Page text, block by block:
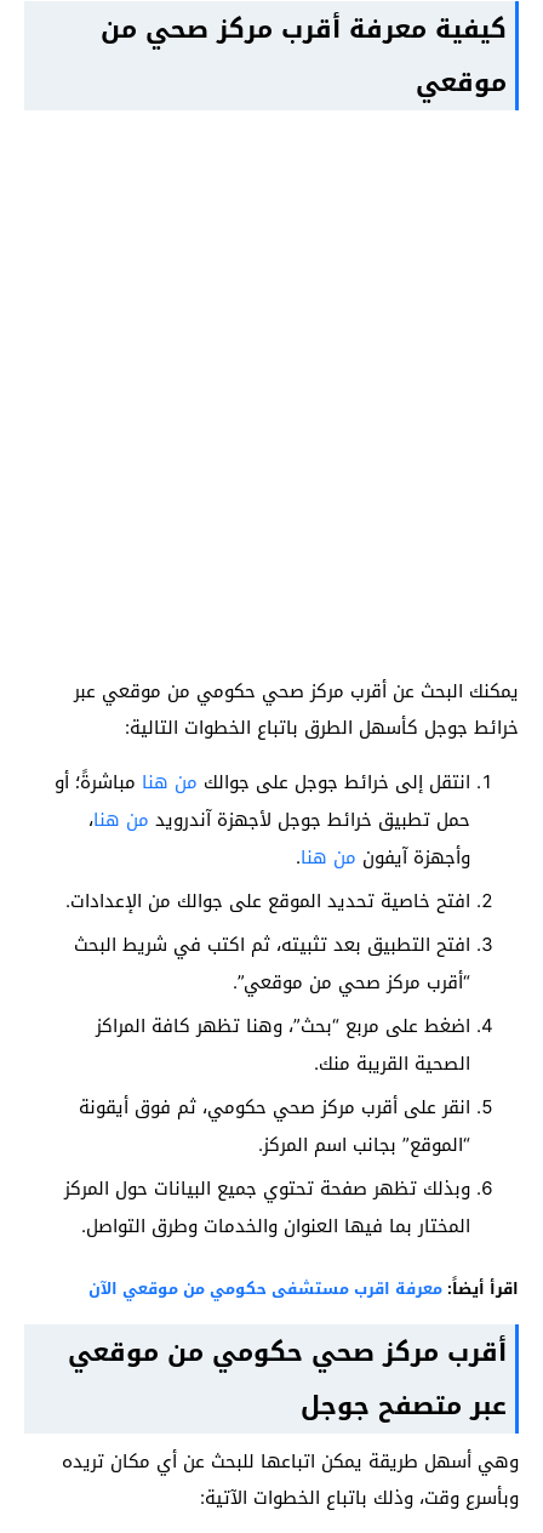
كيفية معرفة أقرب مركز صحي من
موقعي
يمكنك البحث عن أقرب مركز صحي حكومي من موقعي عبر
خرائط جوجل كأسهل الطرق باتباع الخطوات التالية:
انتقل إلى خرائط جوجل على جوالك من هنا مباشرةً؛ أو
حمل تطبيق خرائط جوجل لأجهزة آندرويد من هنا،
وأجهزة آيفون من هنا.
افتح خاصية تحديد الموقع على جوالك من الإعدادات.
افتح التطبيق بعد تثبيته، ثم اكتب في شريط البحث
“أقرب مركز صحي من موقعي”.
اضغط على مربع “بحث”، وهنا تظهر كافة المراكز
الصحية القريبة منك.
انقر على أقرب مركز صحي حكومي، ثم فوق أيقونة
“الموقع” بجانب اسم المركز.
وبذلك تظهر صفحة تحتوي جميع البيانات حول المركز
المختار بما فيها العنوان والخدمات وطرق التواصل.
اقرأ أيضاً: معرفة اقرب مستشفى حكومي من موقعي الآن
أقرب مركز صحي حكومي من موقعي
عبر متصفح جوجل
وهي أسهل طريقة يمكن اتباعها للبحث عن أي مكان تريده
وبأسرع وقت، وذلك باتباع الخطوات الآتية: